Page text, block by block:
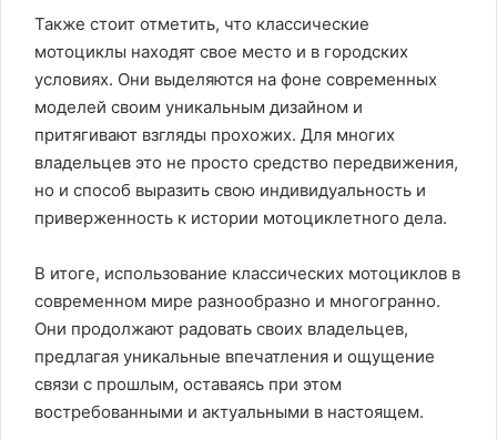
Также стоит отметить, что классические
мотоциклы находят свое место и в городских
условиях. Они выделяются на фоне современных
моделей своим уникальным дизайном и
притягивают взгляды прохожих. Для многих
владельцев это не просто средство передвижения,
но и способ выразить свою индивидуальность и
приверженность к истории мотоциклетного дела.
В итоге, использование классических мотоциклов в
современном мире разнообразно и многогранно.
Они продолжают радовать своих владельцев,
предлагая уникальные впечатления и ощущение
связи с прошлым, оставаясь при этом
востребованными и актуальными в настоящем.